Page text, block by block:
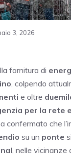
3, 2026
fornitura di
, colpendo
e oltre
per la rete
confermato che
su un ponte
, nelle vicinanze